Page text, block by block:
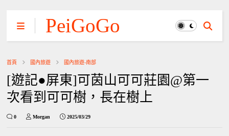
PeiGoGo
首頁 國內旅遊 國內旅遊-南部
[遊記●屏東]可茵山可可莊園@第一
次看到可可樹，長在樹上
0 Morgan 2025/03/29